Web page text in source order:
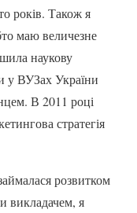
років. Також я
маю величезне
наукову
у ВУЗах України
В 2011 році
стратегія
розвитком
викладачем, я